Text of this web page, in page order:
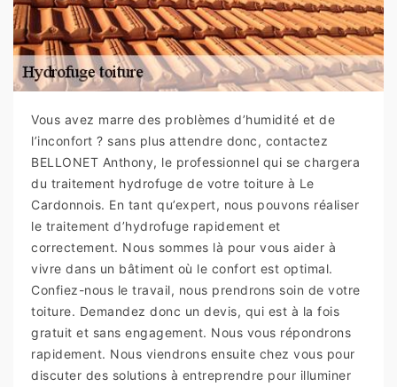
Vous avez marre des problèmes d’humidité et de
l’inconfort ? sans plus attendre donc, contactez
BELLONET Anthony, le professionnel qui se chargera
du traitement hydrofuge de votre toiture à Le
Cardonnois. En tant qu’expert, nous pouvons réaliser
le traitement d’hydrofuge rapidement et
correctement. Nous sommes là pour vous aider à
vivre dans un bâtiment où le confort est optimal.
Confiez-nous le travail, nous prendrons soin de votre
toiture. Demandez donc un devis, qui est à la fois
gratuit et sans engagement. Nous vous répondrons
rapidement. Nous viendrons ensuite chez vous pour
discuter des solutions à entreprendre pour illuminer